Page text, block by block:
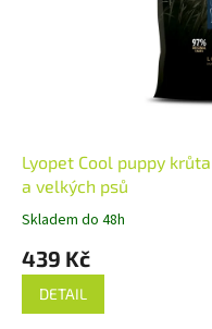
Lyopet Cool puppy
a velkých psů
Skladem do 48h
439 Kč
DETAIL